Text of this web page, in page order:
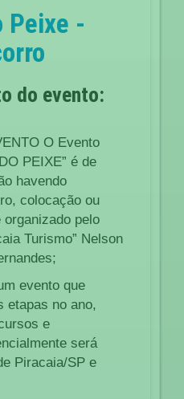
Peixe -
do evento:
O Evento
PEIXE” é de
havendo
colocação ou
pelo
Turismo” Nelson
evento que
etapas no ano,
e
será
Piracaia/SP e